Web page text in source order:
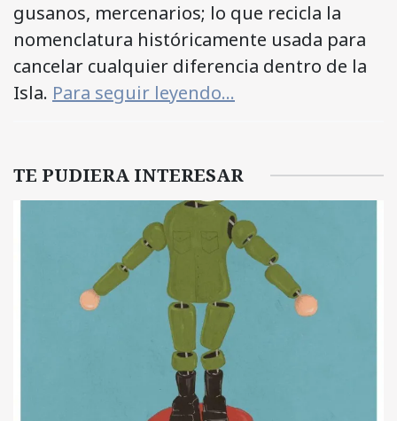
gusanos, mercenarios; lo que recicla la
nomenclatura históricamente usada para
cancelar cualquier diferencia dentro de la
Isla. Para seguir leyendo…
TE PUDIERA INTERESAR